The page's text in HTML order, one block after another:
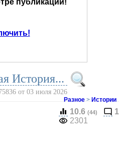
публикаций!
История...
от 03 июля 2026
Разное > Истории
10.6 (44)
1
2301